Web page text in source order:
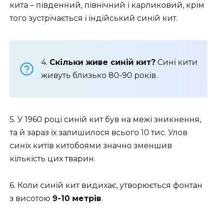
кита – південний, північний і карликовий, крім
того зустрічається і індійський синій кит.
4. Скільки живе синій кит? Сині кити
живуть близько 80-90 років.
5. У 1960 році синій кит був на межі зникнення,
та й зараз їх залишилося всього 10 тис. Улов
синіх китів китобоями значно зменшив
кількість цих тварин.
6. Коли синій кит видихає, утворюється фонтан
з висотою 9-10 метрів.